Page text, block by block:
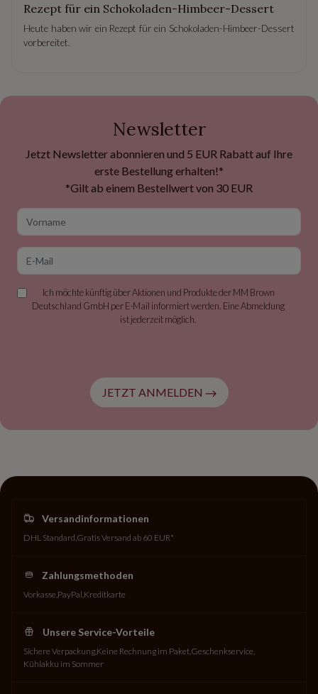
Rezept für ein Schokoladen-Himbeer-Dessert
Heute haben wir ein Rezept für ein Schokoladen-Himbeer-Dessert
vorbereitet.
Newsletter
Jetzt Newsletter abonnieren und 5 EUR Rabatt auf Ihre
erste Bestellung erhalten!*
*Gilt ab einem Bestellwert von 30 EUR
Ich möchte künftig über Aktionen und Produkte der MM Brown
Deutschland GmbH per E-Mail informiert werden. Eine Abmeldung
ist jederzeit möglich.
JETZT ANMELDEN
Versandinformationen
DHL Standard Gratis Versand ab 60 EUR*
Zahlungsmethoden
Vorkasse PayPal Kreditkarte
Unsere Service-Vorteile
Sichere Verpackung Keine Rechnung im Paket Geschenkservice
Kühlakku im Sommer